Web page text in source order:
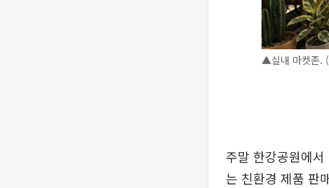
▲실내 마켓존.
주말 한강공원에
는 친환경 제품 판